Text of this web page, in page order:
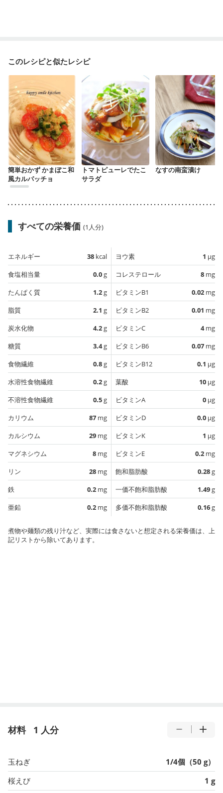
このレシピと似たレシピ
簡単おかず かまぼこ和
風カルパッチョ
トマトピューレでたこ
サラダ
なすの南蛮漬け
すべての栄養価 (1人分)
エネルギー 38 kcal
食塩相当量
0.0g
たんぱく質
1.2g
脂質
2.1 g
炭水化物
4.2g
糖質
3.4g
食物繊維
0.8g
水溶性食物繊維
0.2g
不溶性食物繊維
0.5g
カリウム
87 mg
カルシウム
29 mg
マグネシウム
8 mg
リン
28 mg
鉄
0.2 mg
亜鉛
0.2 mg
ヨウ素 1 µg
コレステロール
8 mg
ビタミンB1
0.02 mg
ビタミンB2
0.01 mg
ビタミンC
4mg
ビタミンB6
0.07 mg
ビタミンB12
0.1 µg
葉酸
10 µg
ビタミンA
0 µg
ビタミンD
0.0 µg
ビタミンK
1 µg
ビタミンE
0.2 mg
飽和脂肪酸
0.28g
一価不飽和脂肪酸
1.49g
多価不飽和脂肪酸
0.16g
煮物や麺類の残り汁など、実際には食さないと想定される栄養価は、上
記リストから除いてあります。
材料 1 人分
玉ねぎ
1/4個（50 g）
桜えび
1 g